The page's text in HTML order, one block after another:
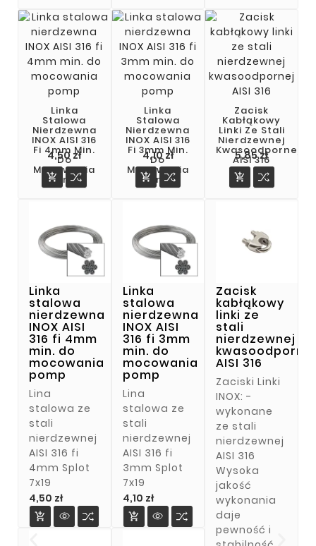
Linka
Stalowa
Nierdzewna
INOX AISI 316
Fi 4mm Min.
Do
Mocowania
Pomp
4,50 złCena

Linka
stalowa
nierdzewna
INOX AISI
316 fi 4mm
min. do
mocowania
pomp
Lina
stalowa ze
stali
nierdzewnej
AISI 316 fi
4mm Splot
7x19
4,50 złCena

Linka
Stalowa
Nierdzewna
INOX AISI 316
Fi 3mm Min.
Do
Mocowania
Pomp
4,10 złCena

Linka
stalowa
nierdzewna
INOX AISI
316 fi 3mm
min. do
mocowania
pomp
Lina
stalowa ze
stali
nierdzewnej
AISI 316 fi
3mm Splot
7x19
4,10 złCena

Zacisk
Kabłąkowy
Linki Ze Stali
Nierdzewnej
Kwasoodpornej
AISI 316
5,85 złCena

Zacisk
kabłąkowy
linki ze
stali
nierdzewnej
kwasoodpornej
AISI 316
Zaciski Linki
INOX: -
wykonane
ze stali
nierdzewnej
AISI 316
Wysoka
jakość
wykonania
daje
pewność i